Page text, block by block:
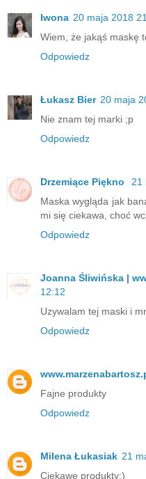
Iwona 20 maja 2018
Wiem, że jakąś maskę
Odpowiedz
Łukasz Bier 20 maja
Nie znam tej marki ;p
Odpowiedz
Drzemiące Piękno
21
Maska wygląda jak
mi się ciekawa, choć
Odpowiedz
Joanna Śliwińska |
12:12
Uzywalam tej maski i
Odpowiedz
Fajne produkty
Odpowiedz
Milena Łukasiak 21
Ciekawe produkty:)